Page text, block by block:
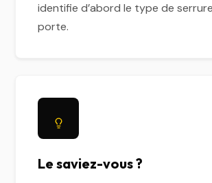
identifie d’abord le type de
porte.
Le saviez-vous ?